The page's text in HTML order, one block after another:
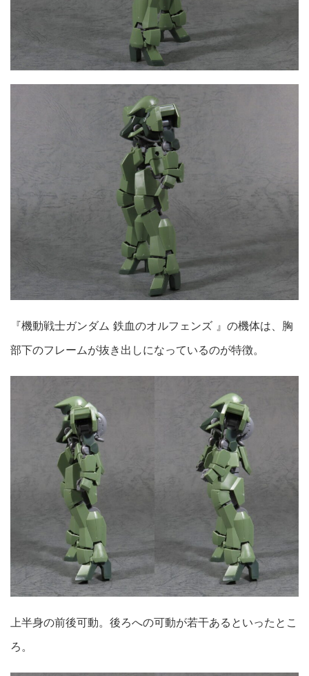
『機動戦士ガンダム 鉄血のオルフェンズ 』の機体は、胸
部下のフレームが抜き出しになっているのが特徴。
上半身の前後可動。後ろへの可動が若干あるといったとこ
ろ。